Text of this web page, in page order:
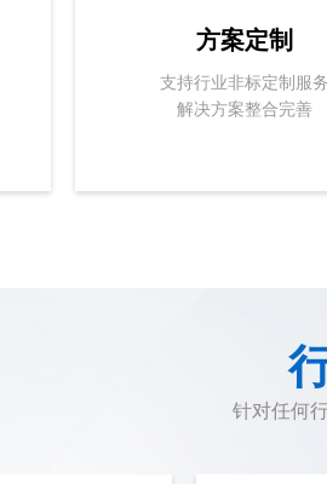
方案定制
支持行业非标定制服务
解决方案整合完善
针对任何